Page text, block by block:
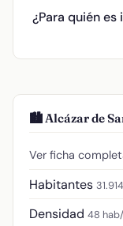
¿Para quién
🏙️ Alcázar de
Ver ficha
Habitantes 31.914
Densidad 48